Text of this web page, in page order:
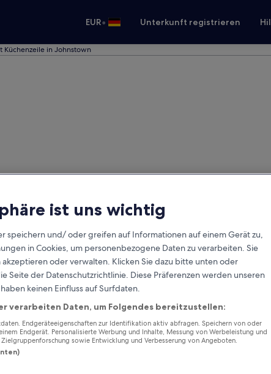
EUR• Unterkunft registrieren
Küchenzeile in Johnstown
ist uns wichtig
speichern und/ oder greifen auf Informationen auf einem Gerät zu,
in Cookies, um personenbezogene Daten zu verarbeiten. Sie
akzeptieren oder verwalten. Klicken Sie dazu bitte unten oder
Seite der Datenschutzrichtlinie. Diese Präferenzen werden unseren
keinen Einfluss auf Surfdaten.
verarbeiten Daten, um Folgendes bereitzustellen:
Endgeräteeigenschaften zur Identifikation aktiv abfragen. Speichern von oder
Endgerät. Personalisierte Werbung und Inhalte, Messung von Werbeleistung und
sowie Entwicklung und Verbesserung von Angeboten.